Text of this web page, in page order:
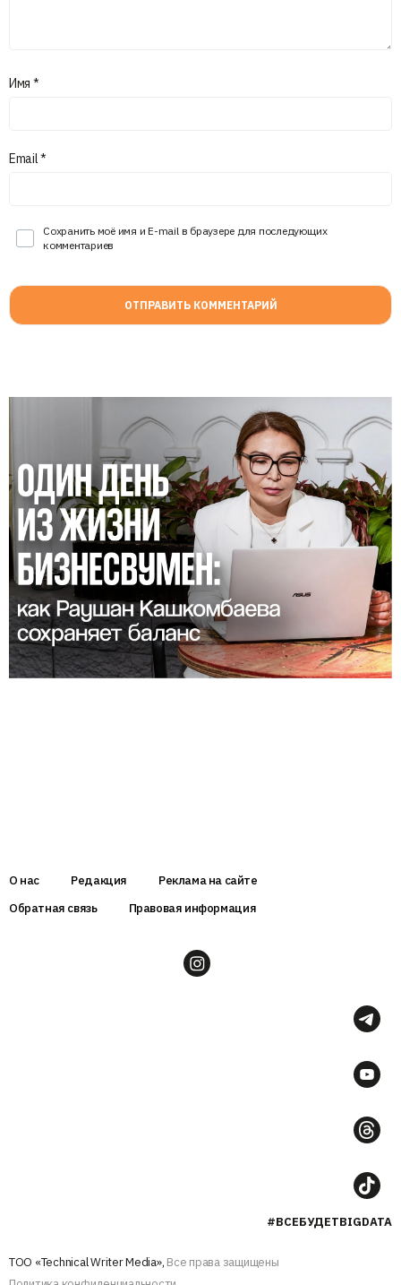
Имя *
Email*
Сохранить моё имя и E-mail в браузере для последующих
комментариев
О нас Редакция
Реклама на сайте
Обратная связь
Правовая информация
#ВСЕБУДЕТBIGDATA
ТОО «Technical Writer Media», Все права защищены